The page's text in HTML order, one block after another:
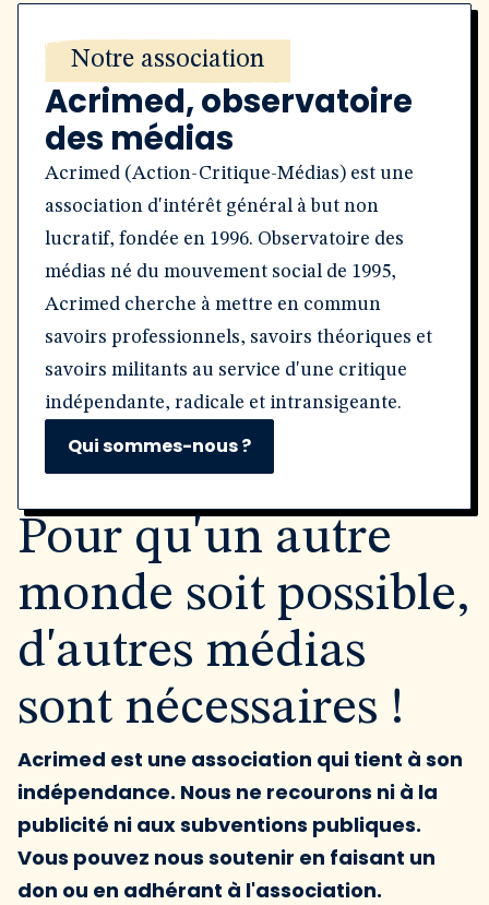
Notre association
Acrimed, observatoire
des médias
Acrimed (Action-Critique-Médias) est une
association d'intérêt général à but non
lucratif, fondée en 1996. Observatoire des
médias né du mouvement social de 1995,
Acrimed cherche à mettre en commun
savoirs professionnels, savoirs théoriques et
savoirs militants au service d'une critique
indépendante, radicale et intransigeante.
Qui sommes-nous ?
Pour qu'un autre
monde soit possible,
d'autres médias
sont nécessaires !
Acrimed est une association qui tient à son
indépendance. Nous ne recourons ni à la
publicité ni aux subventions publiques.
Vous pouvez nous soutenir en faisant un
don ou en adhérant à l'association.